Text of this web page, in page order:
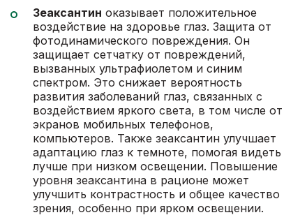
Зеаксантин оказывает положительное
воздействие на здоровье глаз. Защита от
фотодинамического повреждения. Он
защищает сетчатку от повреждений,
вызванных ультрафиолетом и синим
спектром. Это снижает вероятность
развития заболеваний глаз, связанных с
воздействием яркого света, в том числе от
экранов мобильных телефонов,
компьютеров. Также зеаксантин улучшает
адаптацию глаз к темноте, помогая видеть
лучше при низком освещении. Повышение
уровня зеаксантина в рационе может
улучшить контрастность и общее качество
зрения, особенно при ярком освещении.